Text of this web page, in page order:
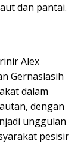
dan pantai.
Alex
Gernaslasih
dalam
dengan
unggulan
pesisir